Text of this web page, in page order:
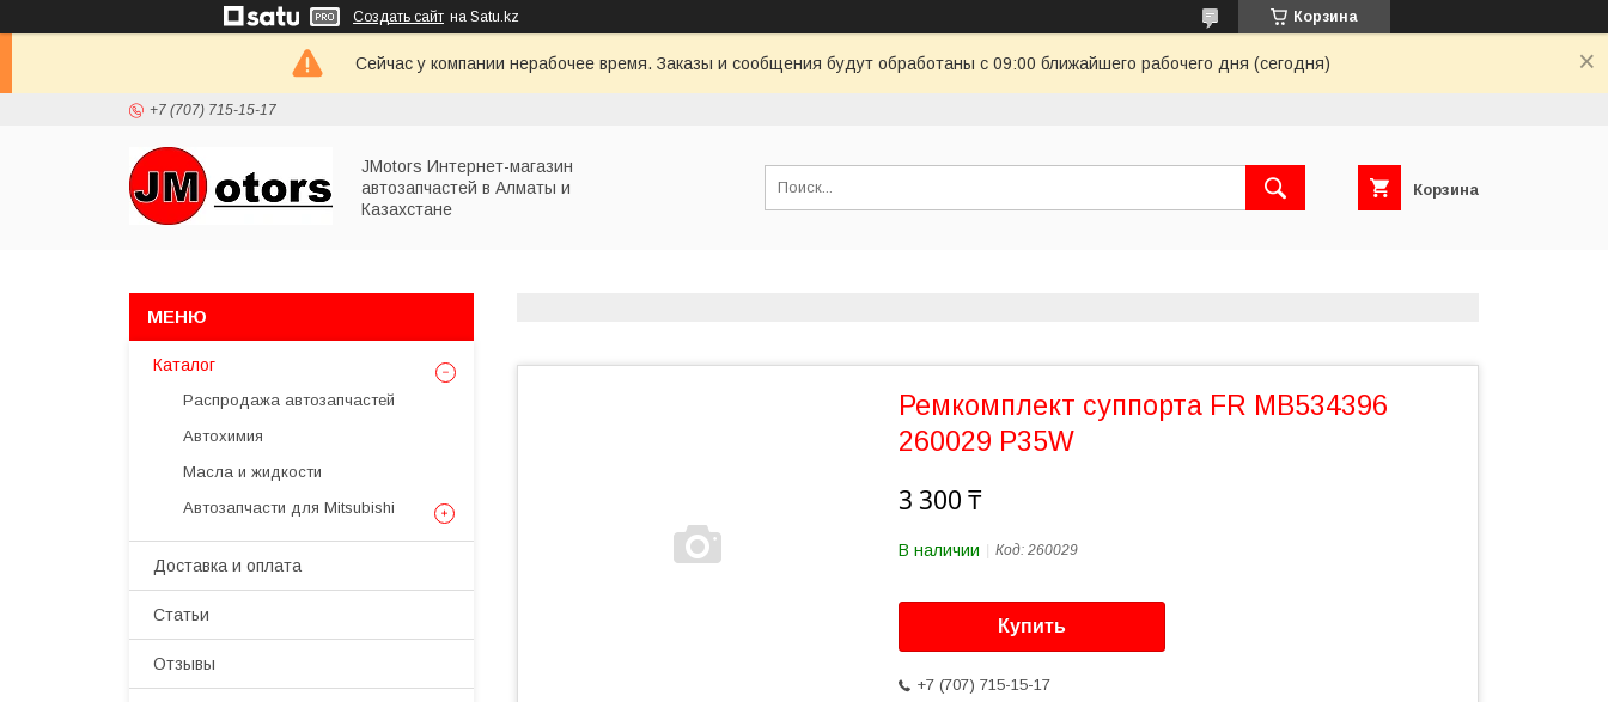
Создать сайт на Satu.kz Корзина
Сейчас у компании нерабочее время. Заказы и сообщения будут обработаны с 09:00 ближайшего рабочего дня (сегодня)
+7 (707) 715-15-17
JMotors Интернет-магазин
автозапчастей в Алматы и
Казахстане
Корзина
Ремкомплект суппорта FR MB534396
260029 P35W
3 300 ₸
В наличии Код: 260029
Купить
+7 (707) 715-15-17
Каталог
Распродажа автозапчастей
Автохимия
Масла и жидкости
Автозапчасти для Mitsubishi
Доставка и оплата
Статьи
Отзывы